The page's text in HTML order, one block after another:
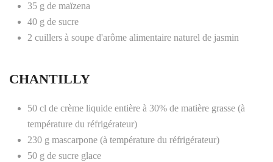
35 g de maïzena
40 g de sucre
2 cuillers à soupe d'arôme alimentaire naturel de jasmin
CHANTILLY
50 cl de crème liquide entière à 30% de matière grasse (à
température du réfrigérateur)
230 g mascarpone (à température du réfrigérateur)
50 g de sucre glace